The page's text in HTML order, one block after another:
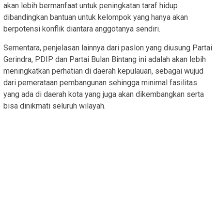
akan lebih bermanfaat untuk peningkatan taraf hidup
dibandingkan bantuan untuk kelompok yang hanya akan
berpotensi konflik diantara anggotanya sendiri.
Sementara, penjelasan lainnya dari paslon yang diusung Partai
Gerindra, PDIP dan Partai Bulan Bintang ini adalah akan lebih
meningkatkan perhatian di daerah kepulauan, sebagai wujud
dari pemerataan pembangunan sehingga minimal fasilitas
yang ada di daerah kota yang juga akan dikembangkan serta
bisa dinikmati seluruh wilayah.